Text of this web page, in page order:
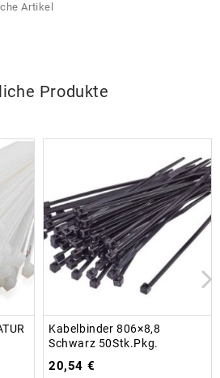
Artikel
Produkte
Kabelbinder 806×8,8
Schwarz 50Stk.Pkg.
20,54 €